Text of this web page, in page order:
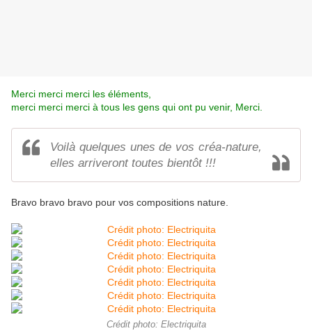
Merci merci merci les éléments,
merci merci merci à tous les gens qui ont pu venir, Merci.
Voilà quelques unes de vos créa-nature,
elles arriveront toutes bientôt !!!
Bravo bravo bravo pour vos compositions nature.
Crédit photo: Electriquita